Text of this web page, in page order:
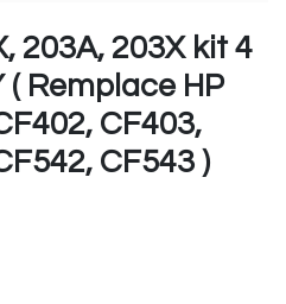
203A, 203X kit 4
( Remplace HP
CF403,
CF543 )